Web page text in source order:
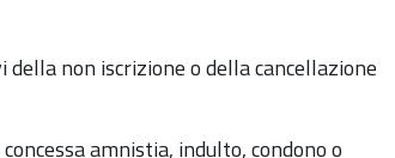
non iscrizione o della cancellazione
amnistia, indulto, condono o